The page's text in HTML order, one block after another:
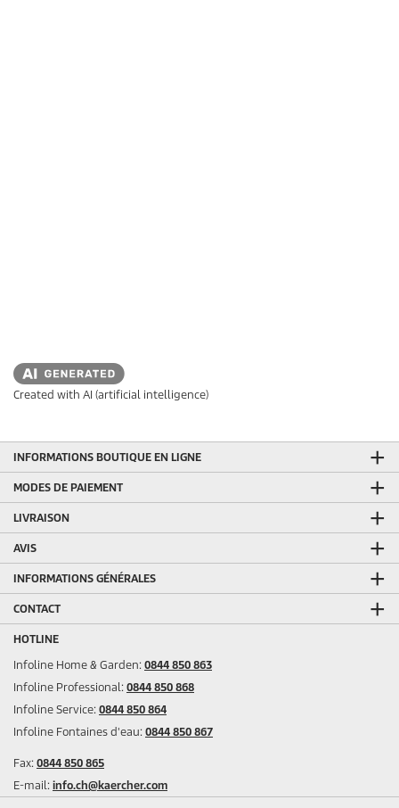
Created with AI (artificial intelligence)
INFORMATIONS BOUTIQUE EN LIGNE
MODES DE PAIEMENT
LIVRAISON
AVIS
INFORMATIONS GÉNÉRALES
CONTACT
HOTLINE
Infoline Home & Garden: 0844 850 863
Infoline Professional: 0844 850 868
Infoline Service: 0844 850 864
Infoline Fontaines d'eau: 0844 850 867
Fax: 0844 850 865
E-mail: info.ch@kaercher.com